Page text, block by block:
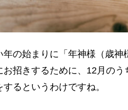
の始まりに「年神様（歳神
招きするために、12月のう
るというわけですね。